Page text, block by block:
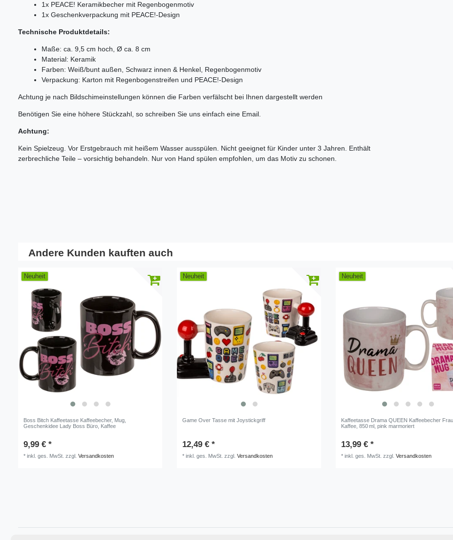
1x PEACE! Keramikbecher mit Regenbogenmotiv
1x Geschenkverpackung mit PEACE!-Design
Technische Produktdetails:
Maße: ca. 9,5 cm hoch, Ø ca. 8 cm
Material: Keramik
Farben: Weiß/bunt außen, Schwarz innen & Henkel, Regenbogenmotiv
Verpackung: Karton mit Regenbogenstreifen und PEACE!-Design
Achtung je nach Bildschimeinstellungen können die Farben verfälscht bei Ihnen dargestellt werden
Benötigen Sie eine höhere Stückzahl, so schreiben Sie uns einfach eine Email.
Achtung:
Kein Spielzeug. Vor Erstgebrauch mit heißem Wasser ausspülen. Nicht geeignet für Kinder unter 3 Jahren. Enthält
zerbrechliche Teile – vorsichtig behandeln. Nur von Hand spülen empfohlen, um das Motiv zu schonen.
Andere Kunden kauften auch
Neuheit
Boss Bitch Kaffeetasse Kaffeebecher, Mug,
Geschenkidee Lady Boss Büro, Kaffee
9,99 € *
*inkl. ges. MwSt. zzgl.Versandkosten
Neuheit
Game Over Tasse mit Joystickgriff
12,49 € *
*inkl. ges. MwSt. zzgl.Versandkosten
Neuheit
Kaffeetasse Drama QUEEN Kaffeebecher
Kaffee, 850 ml, pink marmoriert
13,99 € *
*inkl. ges. MwSt. zzgl.Versandkosten